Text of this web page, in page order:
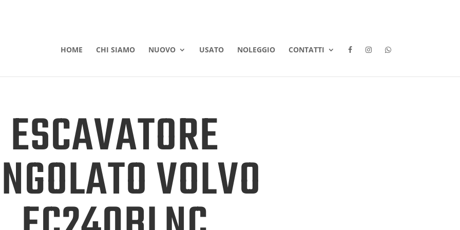
HOME CHI SIAMO NUOVO USATO NOLEGGIO CONTATTI
ESCAVATORE
VOLVO